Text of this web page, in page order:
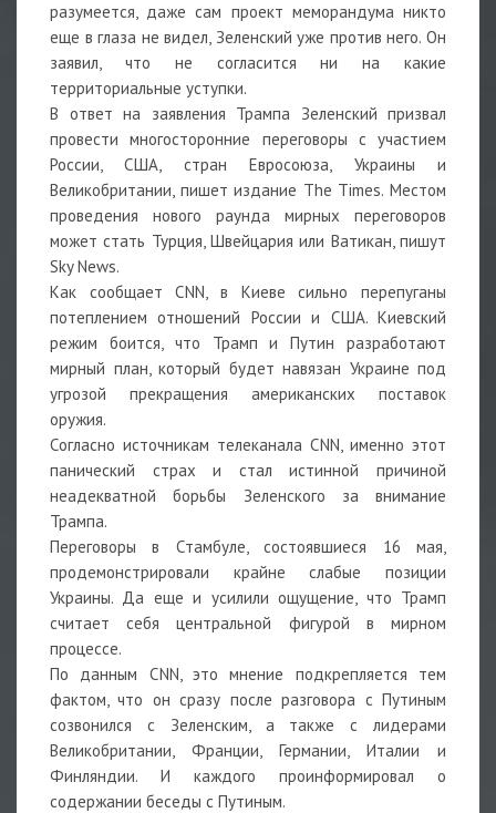
разумеется, даже сам проект меморандума никто
еще в глаза не видел, Зеленский уже против него. Он
заявил, что не согласится ни на какие
территориальные уступки.
В ответ на заявления Трампа Зеленский призвал
провести многосторонние переговоры с участием
России, США, стран Евросоюза, Украины и
Великобритании, пишет издание The Times. Местом
проведения нового раунда мирных переговоров
может стать Турция, Швейцария или Ватикан, пишут
Sky News.
Как сообщает CNN, в Киеве сильно перепуганы
потеплением отношений России и США. Киевский
режим боится, что Трамп и Путин разработают
мирный план, который будет навязан Украине под
угрозой прекращения американских поставок
оружия.
Согласно источникам телеканала CNN, именно этот
панический страх и стал истинной причиной
неадекватной борьбы Зеленского за внимание
Трампа.
Переговоры в Стамбуле, состоявшиеся 16 мая,
продемонстрировали крайне слабые позиции
Украины. Да еще и усилили ощущение, что Трамп
считает себя центральной фигурой в мирном
процессе.
По данным CNN, это мнение подкрепляется тем
фактом, что он сразу после разговора с Путиным
созвонился с Зеленским, а также с лидерами
Великобритании, Франции, Германии, Италии и
Финляндии. И каждого проинформировал о
содержании беседы с Путиным.